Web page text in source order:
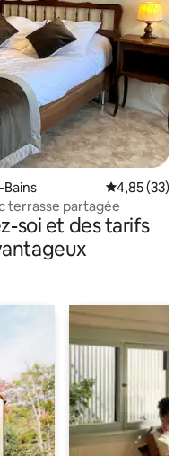
Évaluation
4,85 (33)
terrasse partagée
soi et des tarifs